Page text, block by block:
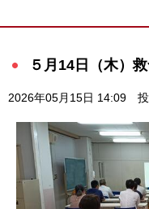
５月14日（木）
2026年05月15日 14:09